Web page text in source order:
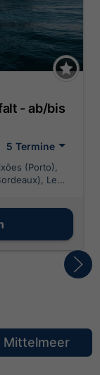
- ab/bis
5 Termine
(Porto),
Le
Mittelmeer